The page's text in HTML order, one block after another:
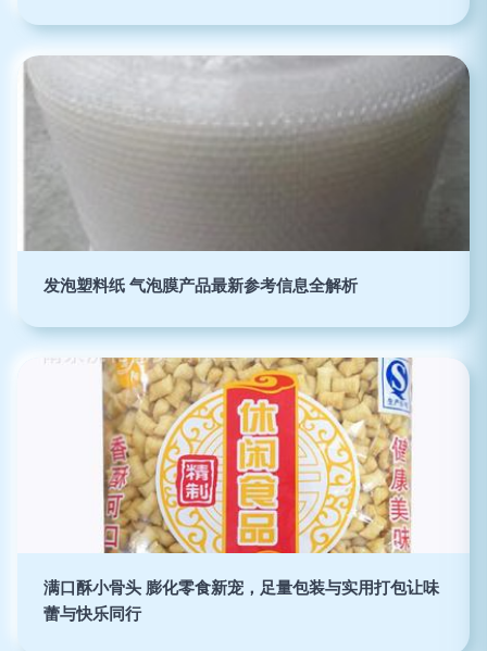
发泡塑料纸 气泡膜产品最新参考信息全解析
满口酥小骨头 膨化零食新宠，足量包装与实用打包让味
蕾与快乐同行